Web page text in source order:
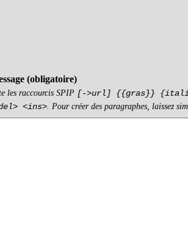
(obligatoire)
les raccourcis SPIP [->url] {{gras}}
<ins>. Pour créer des paragraphes, laissez